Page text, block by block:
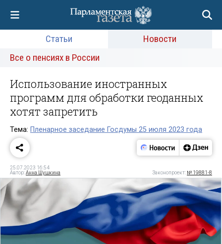
Статьи
Новости
Все о пенсиях в России
Использование иностранных
программ для обработки геоданных
хотят запретить
Тема: Пленарное заседание Госдумы 25 июля 2023 года
25.07.2023 16:54
Автор:Анна Шушкина Законопроект: № 19881-8